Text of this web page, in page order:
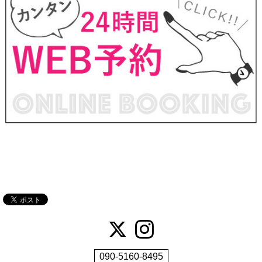
090-5160-8495